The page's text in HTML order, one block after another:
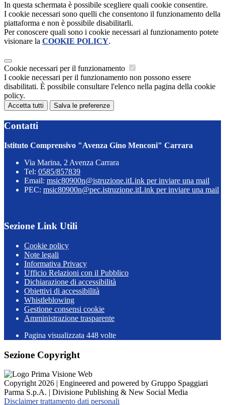
In questa schermata è possibile scegliere quali cookie consentire.
I cookie necessari sono quelli che consentono il funzionamento della
piattaforma e non è possibile disabilitarli.
Per conoscere quali sono i cookie necessari al funzionamento potete
visionare la COOKIE POLICY.
Cookie necessari per il funzionamento
I cookie necessari per il funzionamento non possono essere
disabilitati. È possibile consultare l'elenco nella pagina della cookie
policy.
Accetta tutti Salva le preferenze
Contatti
Istituto Comprensivo "Avenza Gino Menconi" Carrara
Via Marina, 2 Avenza Carrara
Tel: 0585/857839
Email: msic80900n@istruzione.itLink per inviare una mail
PEC: msic80900n@pec.istruzione.itLink per inviare una mail
Sezione Link Utili
Cookie policy
Note legali
Informativa Privacy
Ufficio Relazioni con il Pubblico
Dichiarazione di accessibilità
Obiettivi di accessibilità
Whistleblowing
Gestione consensi cookie
Amministrazione trasparente
Pagina visualizzata 448 volte
Sezione Copyright
Copyright 2026 | Engineered and powered by Gruppo Spaggiari
Parma S.p.A. | Divisione Publishing & New Social Media
Disclaimer trattamento dati personali